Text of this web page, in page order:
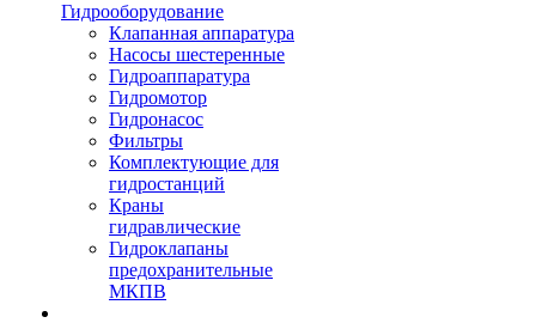
Гидрооборудование
Клапанная аппаратура
Насосы шестеренные
Гидроаппаратура
Гидромотор
Гидронасос
Фильтры
Комплектующие для
гидростанций
Краны
гидравлические
Гидроклапаны
предохранительные
МКПВ